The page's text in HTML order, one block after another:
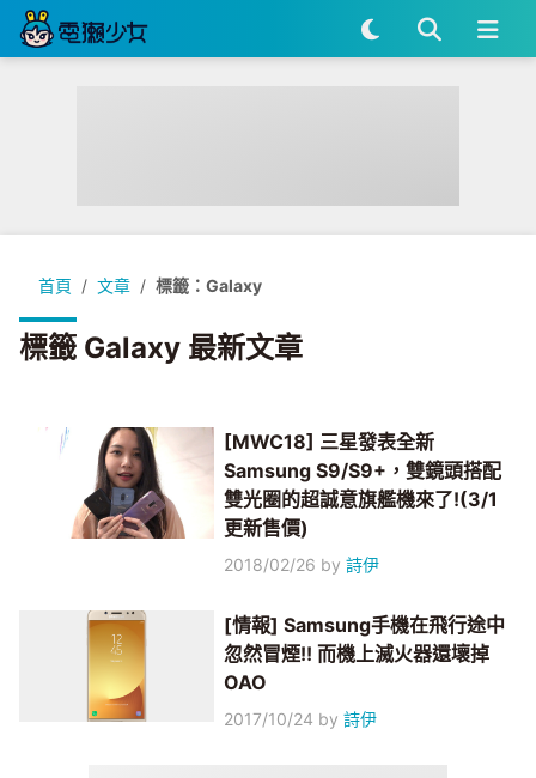
首頁 文章 標籤：Galaxy
標籤 Galaxy 最新文章
[MWC18] 三星發表全新
Samsung S9/S9+，雙鏡頭搭配
雙光圈的超誠意旗艦機來了!(3/1
更新售價)
2018/02/26 by詩伊
[情報] Samsung手機在飛行途中
忽然冒煙!! 而機上滅火器還壞掉
OAO
2017/10/24 by詩伊